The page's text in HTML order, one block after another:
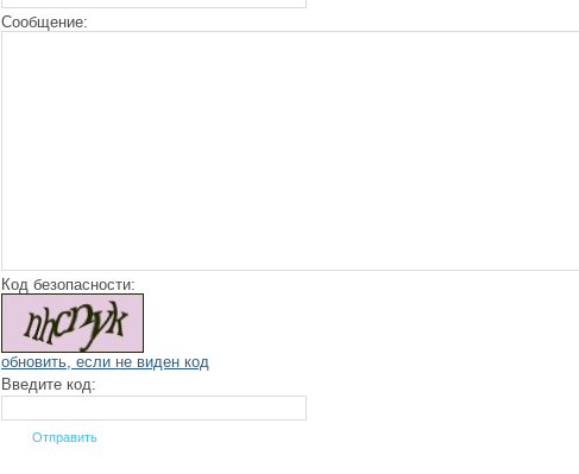
Сообщение:
Код безопасности:
обновить, если не виден код
Введите код: